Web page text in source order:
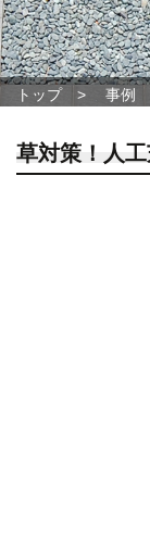
トップ 事例
草対策！人